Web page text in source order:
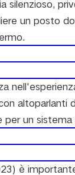
silenzioso,
un posto
altoparlanti
un sistema
è